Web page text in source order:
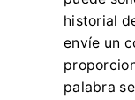
historial
envíe un
palabra